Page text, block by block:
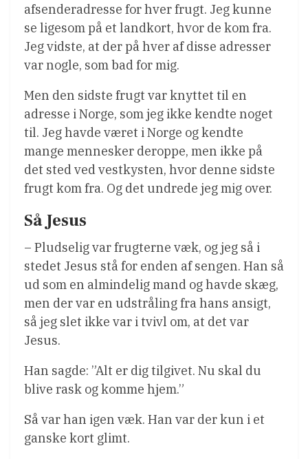
afsenderadresse for hver frugt. Jeg kunne
se ligesom på et landkort, hvor de kom fra.
Jeg vidste, at der på hver af disse adresser
var nogle, som bad for mig.
Men den sidste frugt var knyttet til en
adresse i Norge, som jeg ikke kendte noget
til. Jeg havde været i Norge og kendte
mange mennesker deroppe, men ikke på
det sted ved vestkysten, hvor denne sidste
frugt kom fra. Og det undrede jeg mig over.
Så Jesus
– Pludselig var frugterne væk, og jeg så i
stedet Jesus stå for enden af sengen. Han så
ud som en almindelig mand og havde skæg,
men der var en udstråling fra hans ansigt,
så jeg slet ikke var i tvivl om, at det var
Jesus.
Han sagde: ”Alt er dig tilgivet. Nu skal du
blive rask og komme hjem.”
Så var han igen væk. Han var der kun i et
ganske kort glimt.